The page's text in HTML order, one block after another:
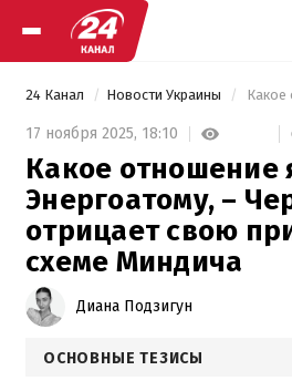
24 Канал Новости Украины
17 ноября 2025, 18:10
Какое отношение
Энергоатому, –
отрицает свою
схеме Миндича
Диана Подзигун
ОСНОВНЫЕ ТЕЗИСЫ